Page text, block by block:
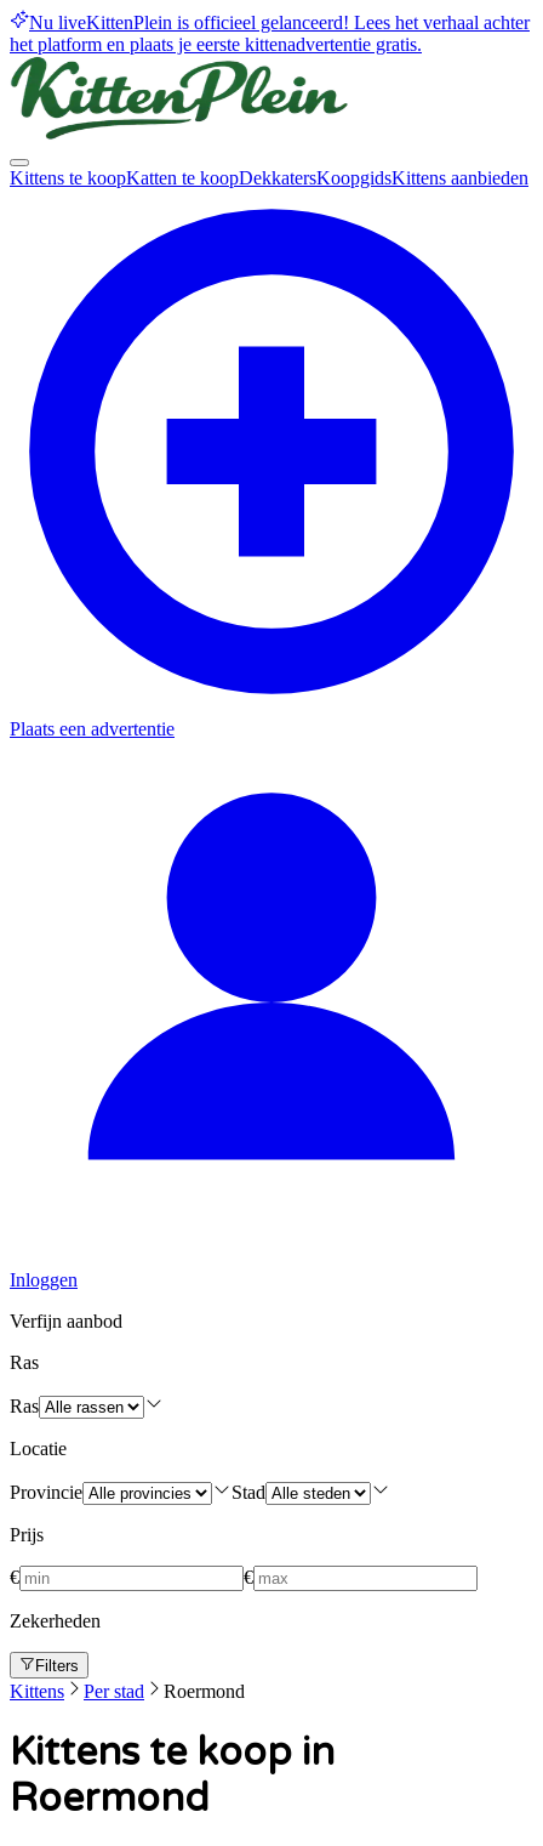
Nu liveKittenPlein is officieel gelanceerd! Lees het verhaal achter
het platform en plaats je eerste kittenadvertentie gratis.
Kittens te koopKatten te koopDekkatersKoopgidsKittens aanbieden
Plaats een advertentie
Inloggen
Verfijn aanbod
Ras
Ras
Locatie
Provincie Stad
Prijs
€ €
Zekerheden
Filters
Kittens Per stad Roermond
Kittens te koop in
Roermond